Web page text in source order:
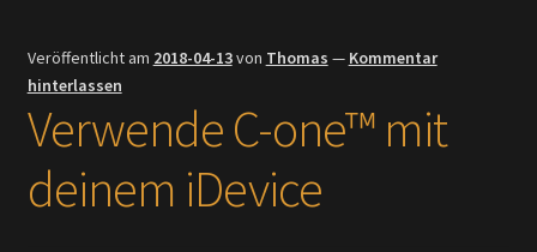
Veröffentlicht am 2018-04-13von Thomas — Kommentar
hinterlassen
Verwende C-one™ mit
deinem iDevice